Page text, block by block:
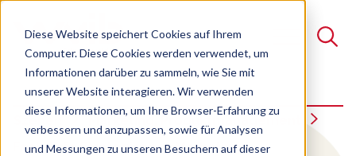
Diese Website speichert Cookies auf Ihrem
Computer. Diese Cookies werden verwendet, um
Informationen darüber zu sammeln, wie Sie mit
unserer Website interagieren. Wir verwenden
diese Informationen, um Ihre Browser-Erfahrung zu
verbessern und anzupassen, sowie für Analysen
und Messungen zu unseren Besuchern auf dieser
Suche
Es gibt keine Vorschläge, da das Suchfeld leer ist.
Marketing, Produktmanagement
Fach-Erfa Strategisches Marketing